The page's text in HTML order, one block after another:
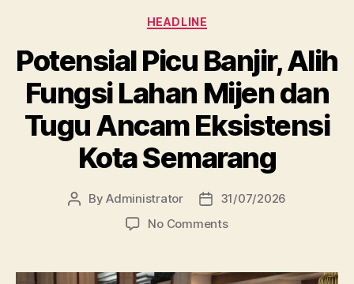
Categories
HEADLINE
Potensial Picu Banjir, Alih
Fungsi Lahan Mijen dan
Tugu Ancam Eksistensi
Kota Semarang
PostByAdministrator
Post
date
31/07/2026
No Commentson
Banjir,